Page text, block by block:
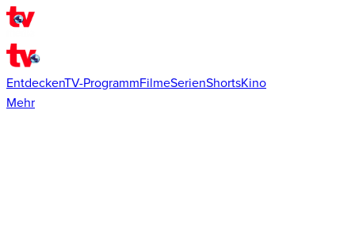
EntdeckenTV-ProgrammFilmeSerienShortsKino
Mehr